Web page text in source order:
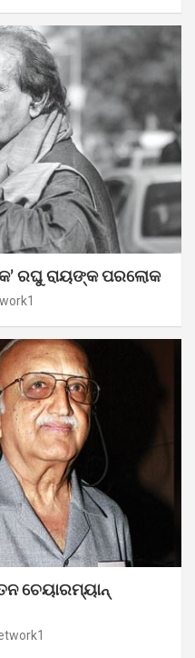
ରଘୁ ରାୟଙ୍କ ପରଲୋକ
ଚେୟାରମ୍ୟାନ୍